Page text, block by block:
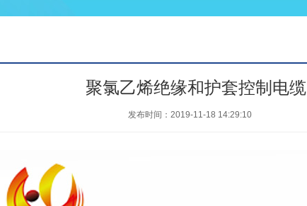
聚氯乙烯绝缘和护套控制电缆
发布时间：2019-11-18 14:29:10